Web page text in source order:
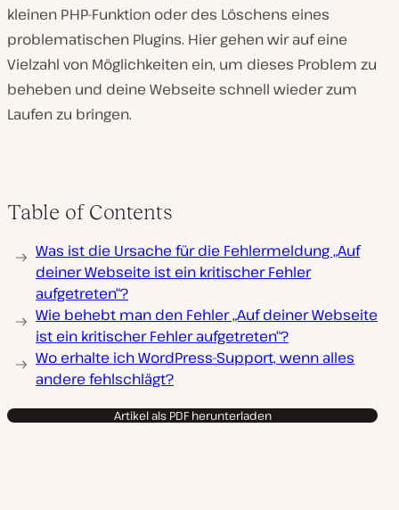
kleinen PHP-Funktion oder des Löschens eines
problematischen Plugins. Hier gehen wir auf eine
Vielzahl von Möglichkeiten ein, um dieses Problem zu
beheben und deine Webseite schnell wieder zum
Laufen zu bringen.
Table of Contents
Was ist die Ursache für die Fehlermeldung „Auf
deiner Webseite ist ein kritischer Fehler
aufgetreten“?
Wie behebt man den Fehler „Auf deiner Webseite
ist ein kritischer Fehler aufgetreten“?
Wo erhalte ich WordPress-Support, wenn alles
andere fehlschlägt?
Artikel als PDF herunterladen